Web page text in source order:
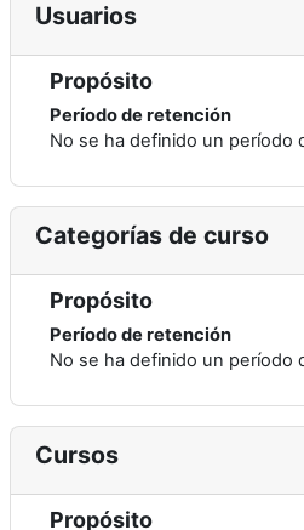
Usuarios
Propósito
Período de retención
No se ha definido un período
Categorías de curso
Propósito
Período de retención
No se ha definido un período
Cursos
Propósito